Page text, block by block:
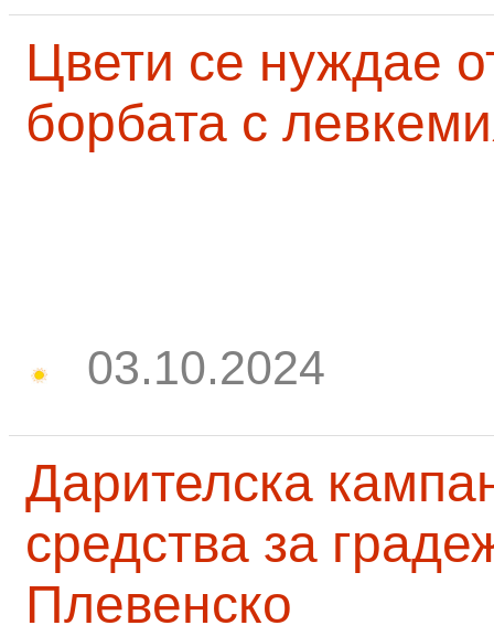
Цвети се нуждае
борбата с
03.10.2024
Дарителска
средства за
Плевенско